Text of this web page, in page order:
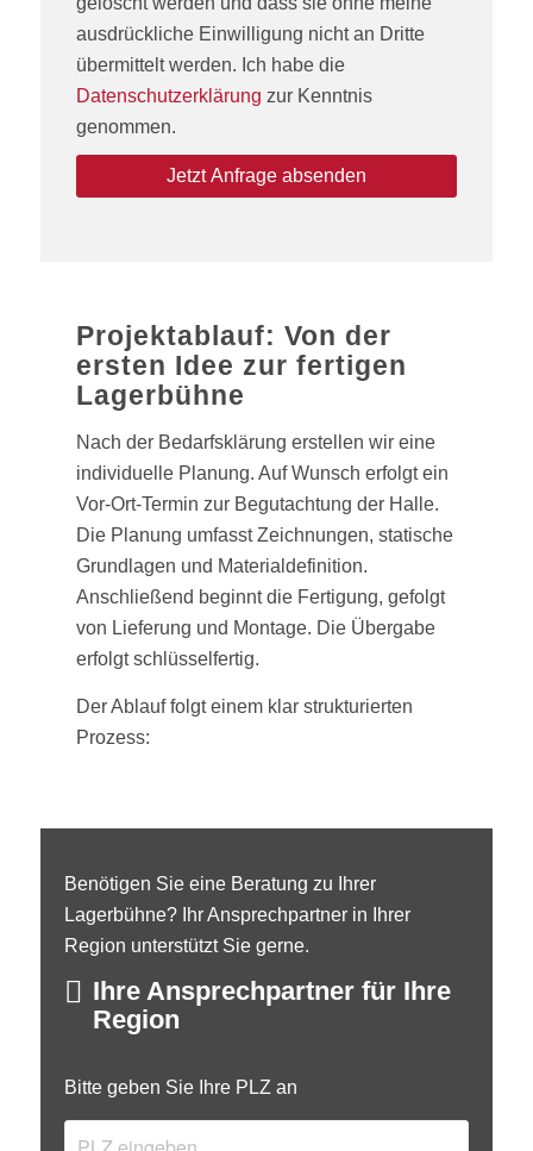
ausdrückliche Einwilligung nicht an Dritte
übermittelt werden. Ich habe die
Datenschutzerklärung zur Kenntnis
genommen.
Projektablauf: Von der
ersten Idee zur fertigen
Lagerbühne
Nach der Bedarfsklärung erstellen wir eine
individuelle Planung. Auf Wunsch erfolgt ein
Vor-Ort-Termin zur Begutachtung der Halle.
Die Planung umfasst Zeichnungen, statische
Grundlagen und Materialdefinition.
Anschließend beginnt die Fertigung, gefolgt
von Lieferung und Montage. Die Übergabe
erfolgt schlüsselfertig.
Der Ablauf folgt einem klar strukturierten
Prozess:
Benötigen Sie eine Beratung zu Ihrer
Lagerbühne? Ihr Ansprechpartner in Ihrer
Region unterstützt Sie gerne.
Ihre Ansprechpartner für Ihre
Region
Bitte geben Sie Ihre PLZ an